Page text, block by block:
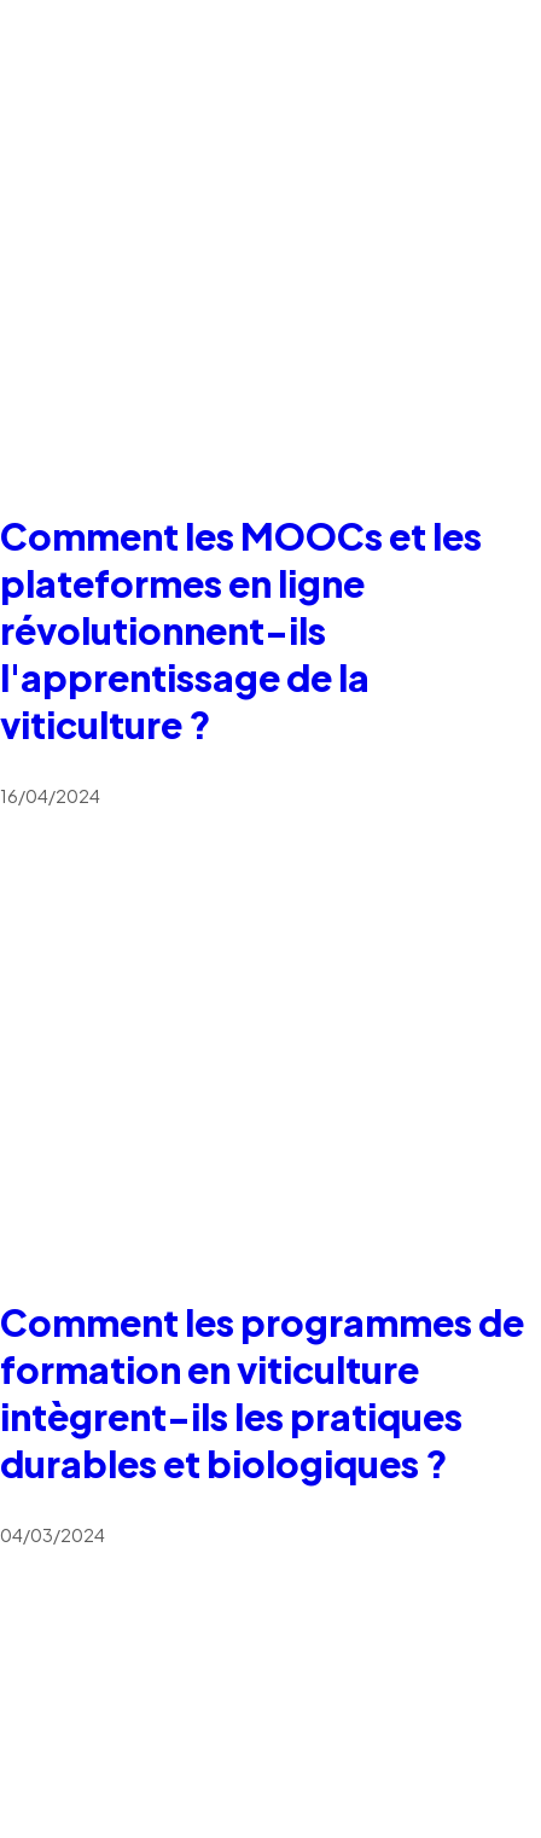
Comment les MOOCs et les
plateformes en ligne
révolutionnent-ils
l'apprentissage de la
viticulture ?
16/04/2024
Comment les programmes de
formation en viticulture
intègrent-ils les pratiques
durables et biologiques ?
04/03/2024